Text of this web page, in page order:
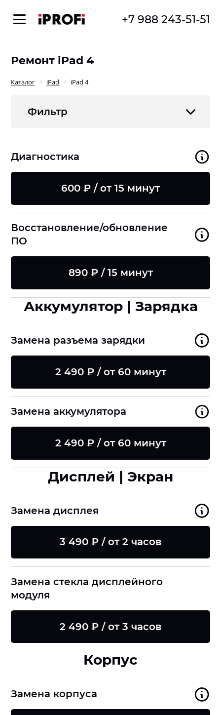
+7 988 243-51-51
Ремонт iPad 4
Каталог iPad iPad 4
Фильтр
Диагностика
600 ₽ / от 15 минут
Восстановление/обновление
ПО
890 ₽ / 15 минут
Аккумулятор | Зарядка
Замена разъема зарядки
2 490 ₽ / от 60 минут
Замена аккумулятора
2 490 ₽ / от 60 минут
Дисплей | Экран
Замена дисплея
3 490 ₽ / от 2 часов
Замена стекла дисплейного
модуля
2 490 ₽ / от 3 часов
Корпус
Замена корпуса